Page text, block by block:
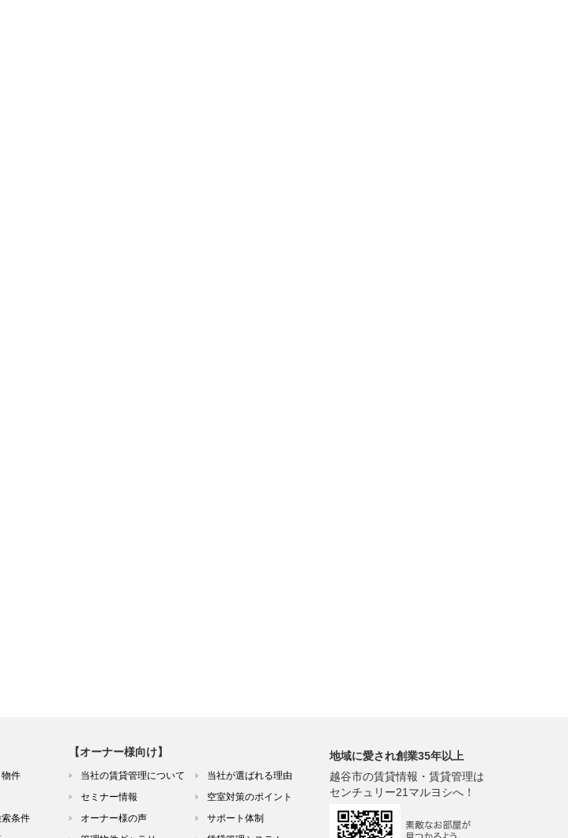
件
条件
【オーナー様向け】
当社の賃貸管理について
セミナー情報
オーナー様の声
当社が選ばれる理由
空室対策のポイント
サポート体制
地域に愛され創業35年以上
越谷市の賃貸情報・賃貸管理は
センチュリー21マルヨシへ！